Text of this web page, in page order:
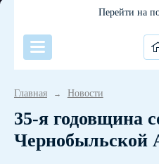
Перейти на
Главная → Новости
35-я годовщина
Чернобыльской